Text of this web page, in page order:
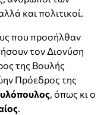
και πολιτικοί.
που προσήλθαν
τον Διονύση
της Βουλής
Πρόεδρος της
, όπως κι ο
.